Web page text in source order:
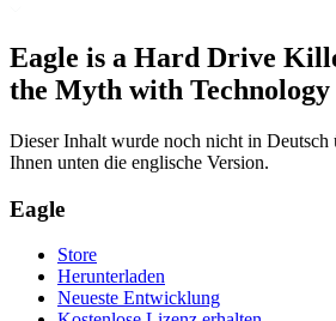
Eagle is a Hard Drive
the Myth with Technology
Dieser Inhalt wurde noch nicht in Deutsch
Ihnen unten die englische Version.
Eagle
Store
Herunterladen
Neueste Entwicklung